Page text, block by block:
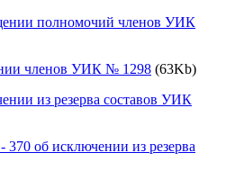
полномочий членов УИК
членов УИК № 1298 (63Kb)
из резерва составов УИК
об исключении из резерва